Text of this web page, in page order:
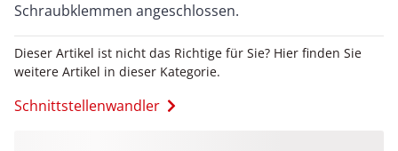
Schraubklemmen angeschlossen.
Dieser Artikel ist nicht das Richtige für Sie? Hier finden Sie
weitere Artikel in dieser Kategorie.
Schnittstellenwandler